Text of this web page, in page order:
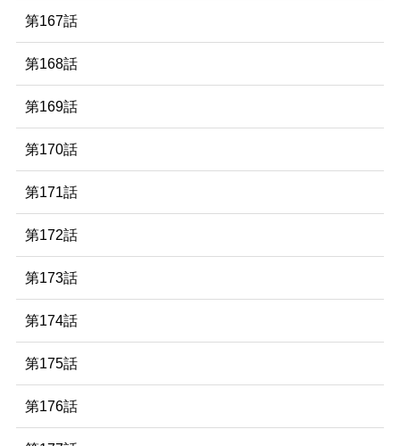
第167話
第168話
第169話
第170話
第171話
第172話
第173話
第174話
第175話
第176話